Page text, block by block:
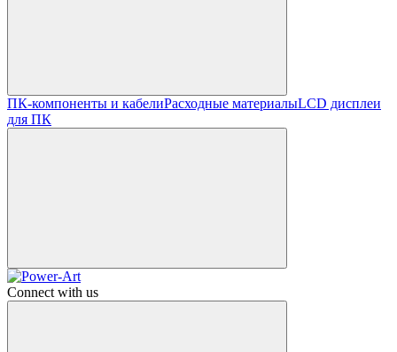
ПК-компоненты и кабелиРасходные материалыLCD дисплеи
для ПК
Connect with us